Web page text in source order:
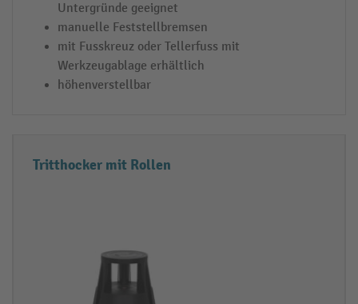
e
n
i
m
p
Untergründe geeignet
manuelle Feststellbremsen
mit Fusskreuz oder Tellerfuss mit
Werkzeugablage erhältlich
höhenverstellbar
Tritthocker mit Rollen